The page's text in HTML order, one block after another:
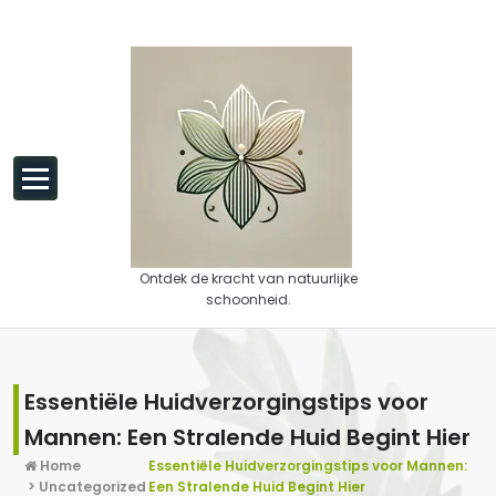
Ontdek de kracht van natuurlijke
schoonheid.
Essentiële Huidverzorgingstips voor
Mannen: Een Stralende Huid Begint Hier
Home
> Uncategorized
Essentiële Huidverzorgingstips voor Mannen:
Een Stralende Huid Begint Hier